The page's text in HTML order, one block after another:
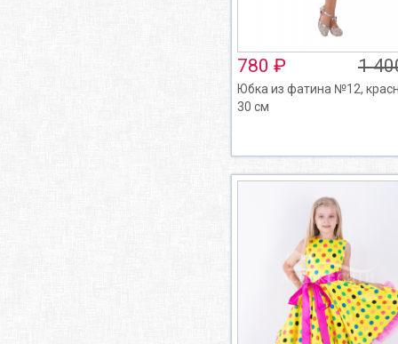
780 ₽ 1
Юбка из фатина №12,
30 см